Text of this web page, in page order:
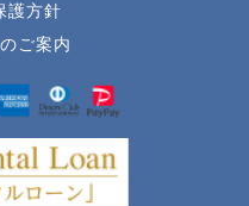
護方針
ご案内